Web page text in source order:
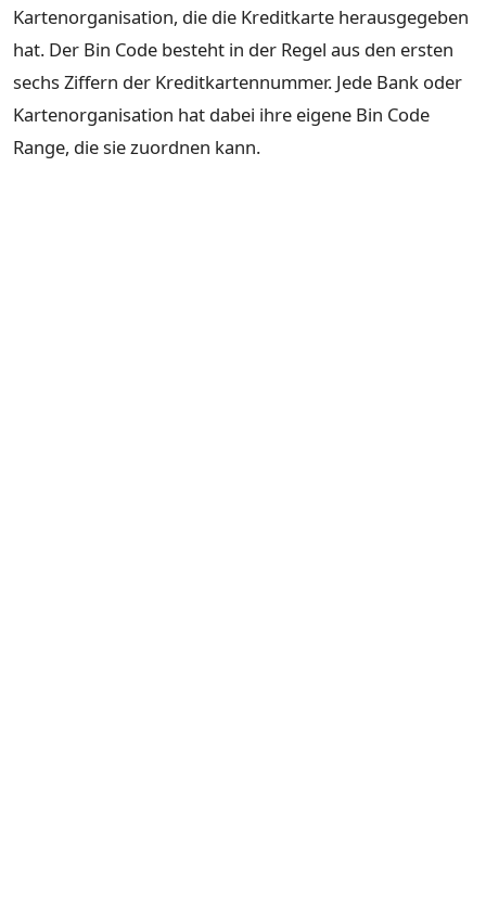
Kartenorganisation, die die Kreditkarte herausgegeben
hat. Der Bin Code besteht in der Regel aus den ersten
sechs Ziffern der Kreditkartennummer. Jede Bank oder
Kartenorganisation hat dabei ihre eigene Bin Code
Range, die sie zuordnen kann.